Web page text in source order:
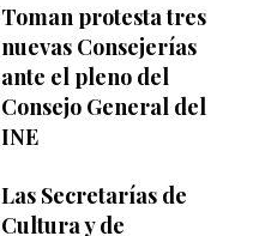
Toman protesta tres
nuevas Consejerías
ante el pleno del
Consejo General del
INE
Las Secretarías de
Cultura y de